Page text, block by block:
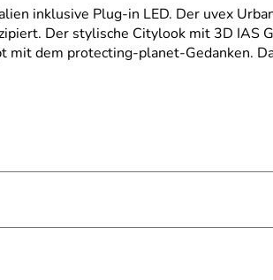
inklusive Plug-in LED. Der uvex
Der stylische Citylook mit 3D IAS
dem protecting-planet-Gedanken.